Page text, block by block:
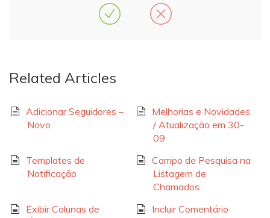
Related Articles
Adicionar Seguidores –
Novo
Melhorias e Novidades
/ Atualização em 30-
09
Templates de
Notificação
Campo de Pesquisa na
Listagem de
Chamados
Exibir Colunas de
Incluir Comentário